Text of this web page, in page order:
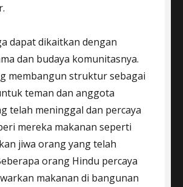
dapat dikaitkan dengan
dan budaya komunitasnya.
membangun struktur sebagai
teman dan anggota
telah meninggal dan percaya
mereka makanan seperti
jiwa orang yang telah
orang Hindu percaya
makanan di bangunan